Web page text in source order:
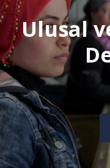
Ulusal